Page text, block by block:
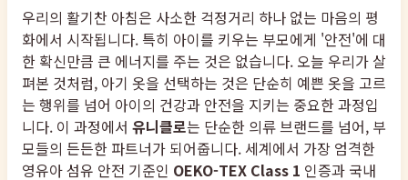
우리의 활기찬 아침은 사소한 걱정거리 하나 없는 마음의 평
화에서 시작됩니다. 특히 아이를 키우는 부모에게 '안전'에 대
한 확신만큼 큰 에너지를 주는 것은 없습니다. 오늘 우리가 살
펴본 것처럼, 아기 옷을 선택하는 것은 단순히 예쁜 옷을 고르
는 행위를 넘어 아이의 건강과 안전을 지키는 중요한 과정입
니다. 이 과정에서 유니클로는 단순한 의류 브랜드를 넘어, 부
모들의 든든한 파트너가 되어줍니다. 세계에서 가장 엄격한
영유아 섬유 안전 기준인 OEKO-TEX Class 1 인증과 국내